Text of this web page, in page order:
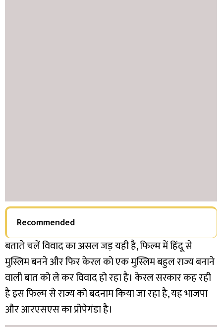
Recommended
बताते चलें विवाद का असल जड़ यही है, फिल्म में हिंदू से
मुस्लिम बनने और फिर केरल को एक मुस्लिम बहुल राज्य बनाने
वाली बात को ले कर विवाद हो रहा है। केरल सरकार कह रही
है इस फिल्म से राज्य को बदनाम किया जा रहा है, यह भाजपा
और आरएसएस का प्रोपेगंडा है।